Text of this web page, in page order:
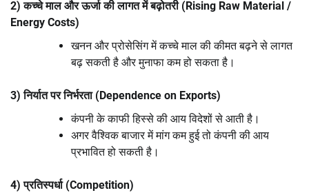
2) कच्चे माल और ऊर्जा की लागत में बढ़ोतरी (Rising Raw Material /
Energy Costs)
खनन और प्रोसेसिंग में कच्चे माल की कीमत बढ़ने से लागत
बढ़ सकती है और मुनाफा कम हो सकता है।
3) निर्यात पर निर्भरता (Dependence on Exports)
कंपनी के काफी हिस्से की आय विदेशों से आती है।
अगर वैश्विक बाजार में मांग कम हुई तो कंपनी की आय
प्रभावित हो सकती है।
4) प्रतिस्पर्धा (Competition)